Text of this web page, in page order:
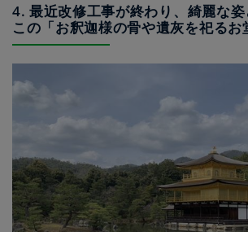
4. 最近改修工事が終わり、綺麗な姿
この「お釈迦様の骨や遺灰を祀るお